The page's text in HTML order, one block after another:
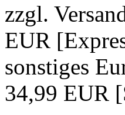
zzgl.
EUR
sonstiges
34,99 EUR